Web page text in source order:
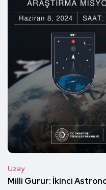
Uzay
Milli Gurur: İkinci